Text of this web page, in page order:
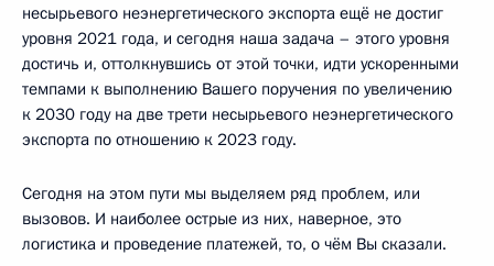
несырьевого неэнергетического экспорта ещё не достиг
уровня 2021 года, и сегодня наша задача – этого уровня
достичь и, оттолкнувшись от этой точки, идти ускоренными
темпами к выполнению Вашего поручения по увеличению
к 2030 году на две трети несырьевого неэнергетического
экспорта по отношению к 2023 году.
Сегодня на этом пути мы выделяем ряд проблем, или
вызовов. И наиболее острые из них, наверное, это
логистика и проведение платежей, то, о чём Вы сказали.